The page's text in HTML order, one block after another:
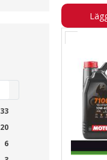
33
20
6